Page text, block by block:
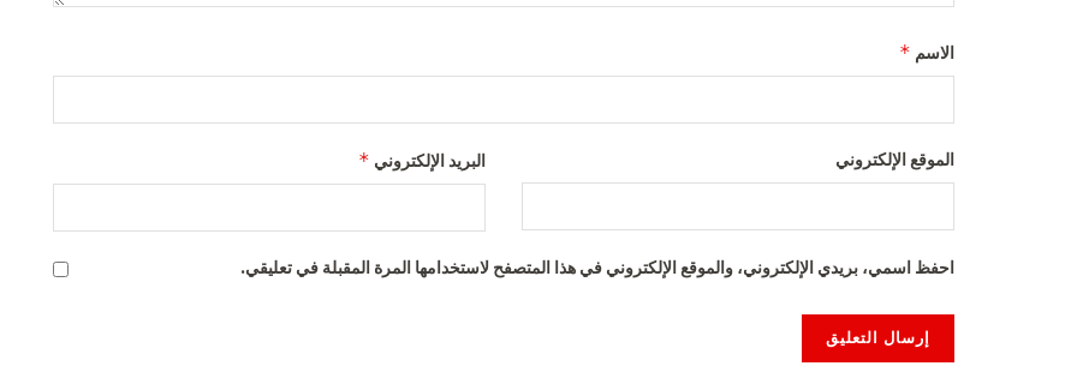
الاسم *
البريد الإلكتروني * الموقع الإلكتروني
احفظ اسمي، بريدي الإلكتروني، والموقع الإلكتروني في هذا المتصفح لاستخدامها المرة المقبلة في تعليقي.